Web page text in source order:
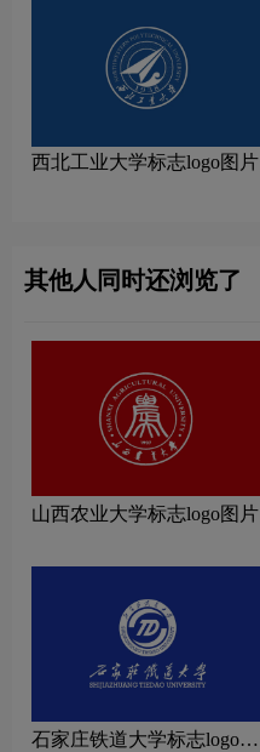
西北工业大学标志logo图片
其他人同时还浏览了
山西农业大学标志logo图片
石家庄铁道大学标志logo图